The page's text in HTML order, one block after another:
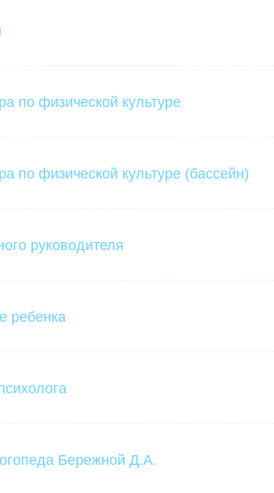
по физической культуре
по физической культуре (бассейн)
руководителя
ребенка
Бережной Д.А.